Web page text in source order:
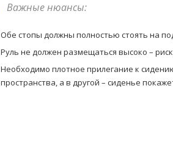
Важные нюансы:
Обе стопы должны полностью стоять на
Руль не должен размещаться высоко –
Необходимо плотное прилегание к
пространства, а в другой – сиденье